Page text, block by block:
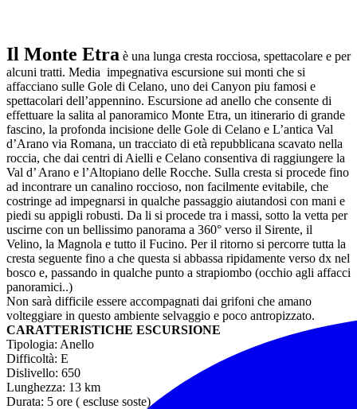
Il Monte Etra è una lunga cresta rocciosa, spettacolare e per
alcuni tratti. Media impegnativa escursione sui monti che si
affacciano sulle Gole di Celano, uno dei Canyon piu famosi e
spettacolari dell’appennino. Escursione ad anello che consente di
effettuare la salita al panoramico Monte Etra, un itinerario di grande
fascino, la profonda incisione delle Gole di Celano e L’antica Val
d’Arano via Romana, un tracciato di età repubblicana scavato nella
roccia, che dai centri di Aielli e Celano consentiva di raggiungere la
Val d’ Arano e l’Altopiano delle Rocche. Sulla cresta si procede fino
ad incontrare un canalino roccioso, non facilmente evitabile, che
costringe ad impegnarsi in qualche passaggio aiutandosi con mani e
piedi su appigli robusti. Da li si procede tra i massi, sotto la vetta per
uscirne con un bellissimo panorama a 360° verso il Sirente, il
Velino, la Magnola e tutto il Fucino. Per il ritorno si percorre tutta la
cresta seguente fino a che questa si abbassa ripidamente verso dx nel
bosco e, passando in qualche punto a strapiombo (occhio agli affacci
panoramici..)
Non sarà difficile essere accompagnati dai grifoni che amano
volteggiare in questo ambiente selvaggio e poco antropizzato.
CARATTERISTICHE ESCURSIONE
Tipologia: Anello
Difficoltà: E
Dislivello: 650
Lunghezza: 13 km
Durata: 5 ore ( escluse soste)